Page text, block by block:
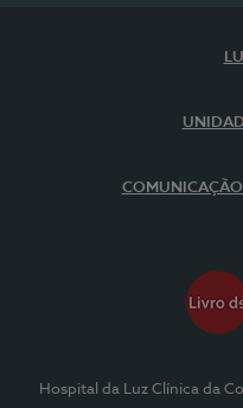
COMUNICAÇÃO
Hospital da Luz Clínica da